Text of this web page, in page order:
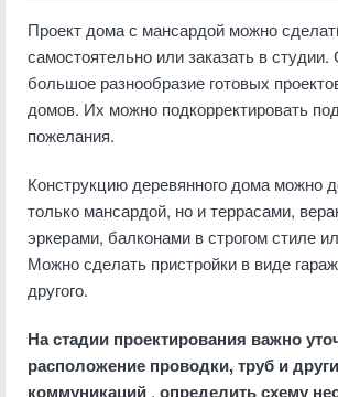
Проект дома с мансардой можно
самостоятельно или заказать в
большое разнообразие готовых
домов. Их можно подкорректировать
пожелания.
Конструкцию деревянного дома можно
только мансардой, но и террасами,
эркерами, балконами в строгом стиле
Можно сделать пристройки в виде
другого.
На стадии проектирования важно
расположение проводки, труб и
коммуникаций , определить схему